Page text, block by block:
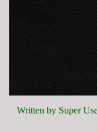
Written by Super